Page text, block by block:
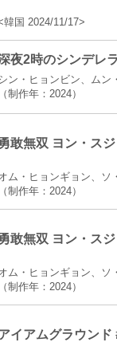
韓国 2024/11/17>
夜2時のシンデレ
ン・ヒョンビン、ムン
（制作年：2024）
勇敢無双 ヨン・ス
ム・ヒョンギョン、ソ
（制作年：2024）
勇敢無双 ヨン・ス
ム・ヒョンギョン、ソ
（制作年：2024）
イアムグラウンド